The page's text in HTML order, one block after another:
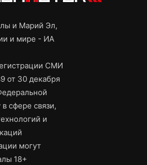
и Марий Эл,
и мире - ИА
СМИ
30 декабря
сфере связи,
и
могут
18+